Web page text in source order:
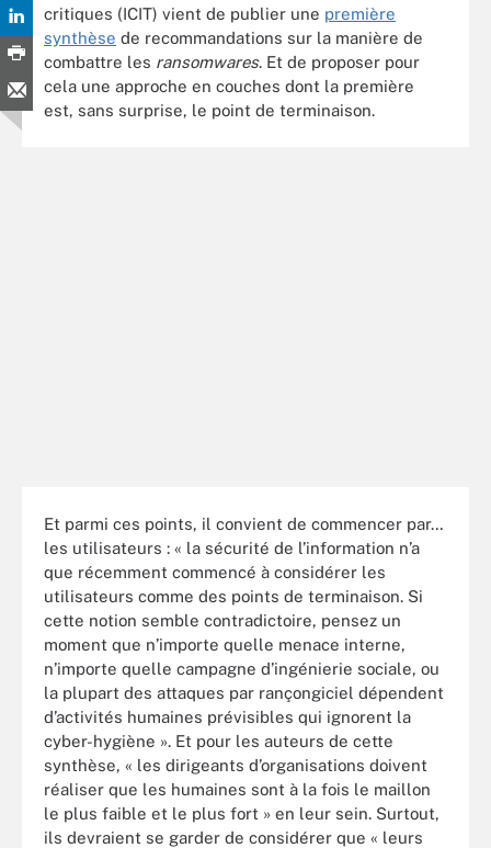
critiques (ICIT) vient de publier une première
synthèse de recommandations sur la manière de
combattre les ransomwares. Et de proposer pour
cela une approche en couches dont la première
est, sans surprise, le point de terminaison.
Et parmi ces points, il convient de commencer par…
les utilisateurs : « la sécurité de l’information n’a
que récemment commencé à considérer les
utilisateurs comme des points de terminaison. Si
cette notion semble contradictoire, pensez un
moment que n’importe quelle menace interne,
n’importe quelle campagne d’ingénierie sociale, ou
la plupart des attaques par rançongiciel dépendent
d’activités humaines prévisibles qui ignorent la
cyber-hygiène ». Et pour les auteurs de cette
synthèse, « les dirigeants d’organisations doivent
réaliser que les humaines sont à la fois le maillon
le plus faible et le plus fort » en leur sein. Surtout,
ils devraient se garder de considérer que « leurs